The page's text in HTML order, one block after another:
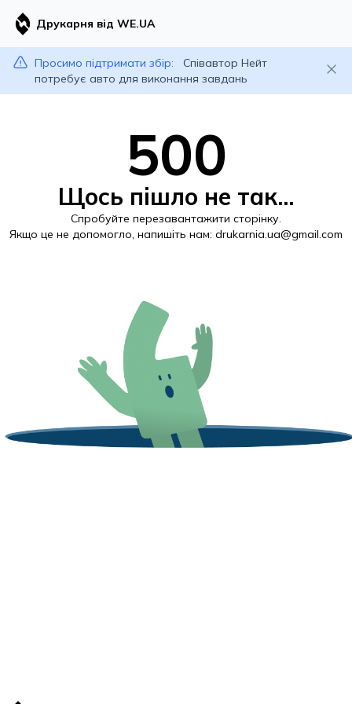
Друкарня від WE.UA
Просимо підтримати збір:
Співавтор Нейт
потребує авто для виконання завдань
500
Щось пішло не так...
Спробуйте перезавантажити сторінку.
Якщо це не допомогло, напишіть нам: drukarnia.ua@gmail.com